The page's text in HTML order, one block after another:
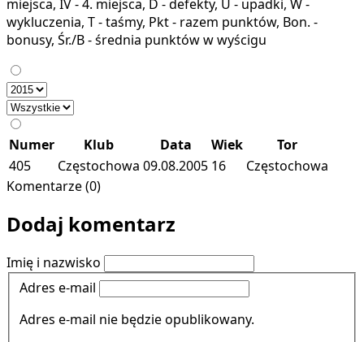
miejsca, IV - 4. miejsca, D - defekty, U - upadki, W -
wykluczenia, T - taśmy, Pkt - razem punktów, Bon. -
bonusy, Śr./B - średnia punktów w wyścigu
Numer Klub Data Wiek
Tor
405
Częstochowa 09.08.2005 16
Częstochowa
Komentarze (0)
Dodaj komentarz
Imię i nazwisko
Adres e-mail
Adres e-mail nie będzie opublikowany.